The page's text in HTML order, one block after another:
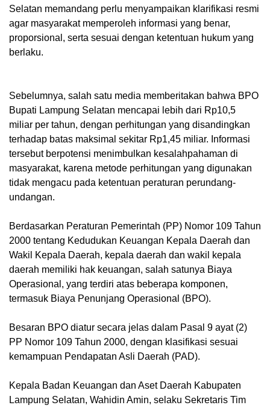
Selatan memandang perlu menyampaikan klarifikasi resmi
agar masyarakat memperoleh informasi yang benar,
proporsional, serta sesuai dengan ketentuan hukum yang
berlaku.
Sebelumnya, salah satu media memberitakan bahwa BPO
Bupati Lampung Selatan mencapai lebih dari Rp10,5
miliar per tahun, dengan perhitungan yang disandingkan
terhadap batas maksimal sekitar Rp1,45 miliar. Informasi
tersebut berpotensi menimbulkan kesalahpahaman di
masyarakat, karena metode perhitungan yang digunakan
tidak mengacu pada ketentuan peraturan perundang-
undangan.
Berdasarkan Peraturan Pemerintah (PP) Nomor 109 Tahun
2000 tentang Kedudukan Keuangan Kepala Daerah dan
Wakil Kepala Daerah, kepala daerah dan wakil kepala
daerah memiliki hak keuangan, salah satunya Biaya
Operasional, yang terdiri atas beberapa komponen,
termasuk Biaya Penunjang Operasional (BPO).
Besaran BPO diatur secara jelas dalam Pasal 9 ayat (2)
PP Nomor 109 Tahun 2000, dengan klasifikasi sesuai
kemampuan Pendapatan Asli Daerah (PAD).
Kepala Badan Keuangan dan Aset Daerah Kabupaten
Lampung Selatan, Wahidin Amin, selaku Sekretaris Tim